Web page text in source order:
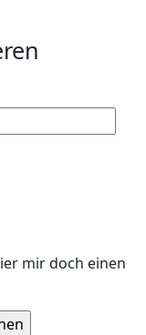
mir doch einen